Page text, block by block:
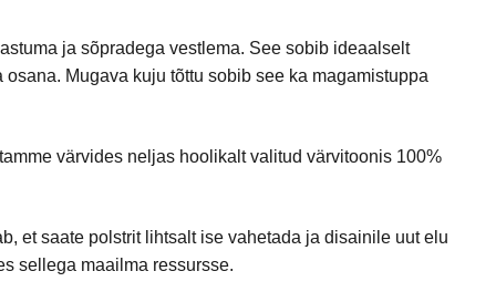
ja sõpradega vestlema. See sobib ideaalselt
Mugava kuju tõttu sobib see ka magamistuppa
värvides neljas hoolikalt valitud värvitoonis 100%
et saate polstrit lihtsalt ise vahetada ja disainile uut elu
sellega maailma ressursse.